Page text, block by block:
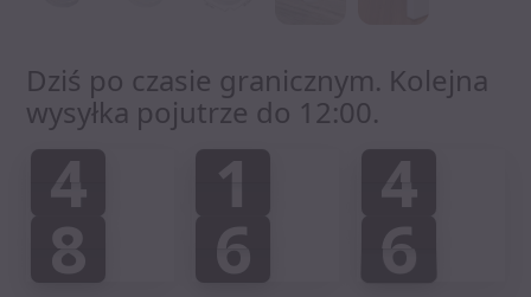
Dziś po czasie granicznym. Kolejna
wysyłka pojutrze do 12:00.
4
0
4
8
0
8
1
0
1
6
0
6
4
5
4
5
6
5
7
6